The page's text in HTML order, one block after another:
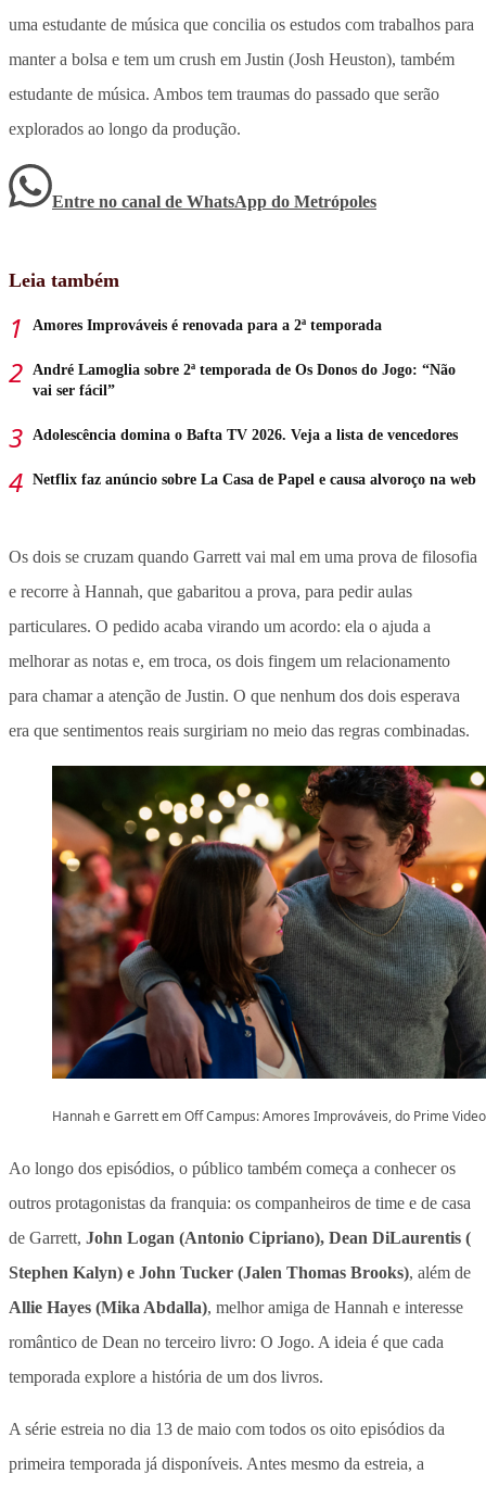
uma estudante de música que concilia os estudos com trabalhos para
manter a bolsa e tem um crush em Justin (Josh Heuston), também
estudante de música. Ambos tem traumas do passado que serão
explorados ao longo da produção.
Entre no canal de WhatsApp do Metrópoles
Leia também
Amores Improváveis é renovada para a 2ª temporada
André Lamoglia sobre 2ª temporada de Os Donos do Jogo: “Não
vai ser fácil”
Adolescência domina o Bafta TV 2026. Veja a lista de vencedores
Netflix faz anúncio sobre La Casa de Papel e causa alvoroço na web
Os dois se cruzam quando Garrett vai mal em uma prova de filosofia
e recorre à Hannah, que gabaritou a prova, para pedir aulas
particulares. O pedido acaba virando um acordo: ela o ajuda a
melhorar as notas e, em troca, os dois fingem um relacionamento
para chamar a atenção de Justin. O que nenhum dos dois esperava
era que sentimentos reais surgiriam no meio das regras combinadas.
Hannah e Garrett em Off Campus: Amores Improváveis, do Prime Video
Ao longo dos episódios, o público também começa a conhecer os
outros protagonistas da franquia: os companheiros de time e de casa
de Garrett, John Logan (Antonio Cipriano), Dean DiLaurentis (
Stephen Kalyn) e John Tucker (Jalen Thomas Brooks), além de
Allie Hayes (Mika Abdalla), melhor amiga de Hannah e interesse
romântico de Dean no terceiro livro: O Jogo. A ideia é que cada
temporada explore a história de um dos livros.
A série estreia no dia 13 de maio com todos os oito episódios da
primeira temporada já disponíveis. Antes mesmo da estreia, a